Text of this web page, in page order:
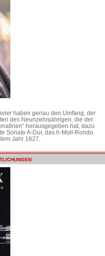
haben genau den Umfang, der
des Neunzehnjährigen, die der
herausgegeben hat, dazu
Sonate A-Dur, das h-Moll-Rondo
Jahr 1827.